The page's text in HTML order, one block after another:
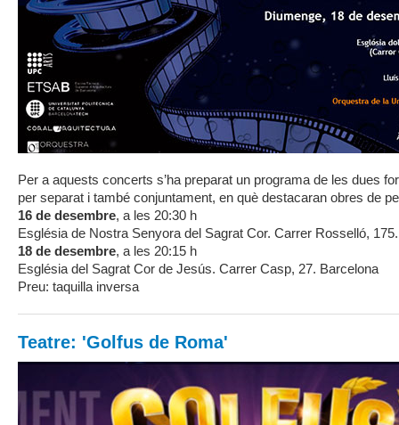
Per a aquests concerts s’ha preparat un programa de les dues
per separat i també conjuntament, en què destacaran obres de
16 de desembre, a les 20:30 h
Església de Nostra Senyora del Sagrat Cor. Carrer Rosselló,
18 de desembre, a les 20:15 h
Església del Sagrat Cor de Jesús. Carrer Casp, 27. Barcelona
Preu: taquilla inversa
Teatre: 'Golfus de Roma'